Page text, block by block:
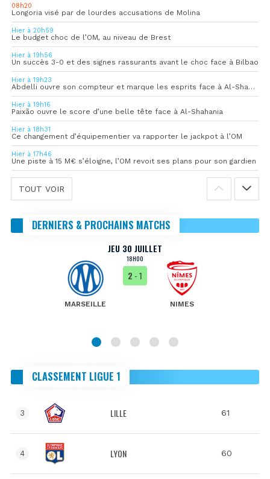
08h20
Longoria visé par de lourdes accusations de Molina
Hier à 20h59
Le budget choc de l’OM, au niveau de Brest
Hier à 19h56
Un succès 3-0 et des signes rassurants avant le choc face à Bilbao
Hier à 19h23
Abdelli ouvre son compteur et marque les esprits face à Al-Shahania
Hier à 19h16
Paixão ouvre le score d’une belle tête face à Al-Shahania
Hier à 18h31
Ce changement d’équipementier va rapporter le jackpot à l’OM
Hier à 17h46
Une piste à 15 M€ s’éloigne, l’OM revoit ses plans pour son gardien
TOUT VOIR
DERNIERS & PROCHAINS MATCHS
JEU 30 JUILLET
18H00
MARSEILLE
2 - 1
NIMES
CLASSEMENT LIGUE 1
3 LILLE 61
4 LYON 60